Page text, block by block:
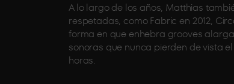
A lo largo de los años, Matthias
respetadas, como Fabric en 2012,
forma en que enhebra grooves
sonoras que nunca pierden de vista
horas.